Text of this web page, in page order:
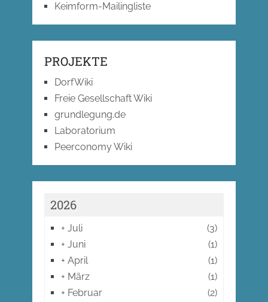
Keimform-Mailingliste
PROJEKTE
DorfWiki
Freie Gesellschaft Wiki
grundlegung.de
Laboratorium
Peerconomy Wiki
2026
+ Juli
(3)
+ Juni
(1)
+ April
(1)
+ März
(1)
+ Februar
(2)